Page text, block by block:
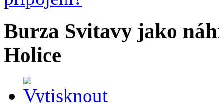
Burza Svitavy jako
Holice